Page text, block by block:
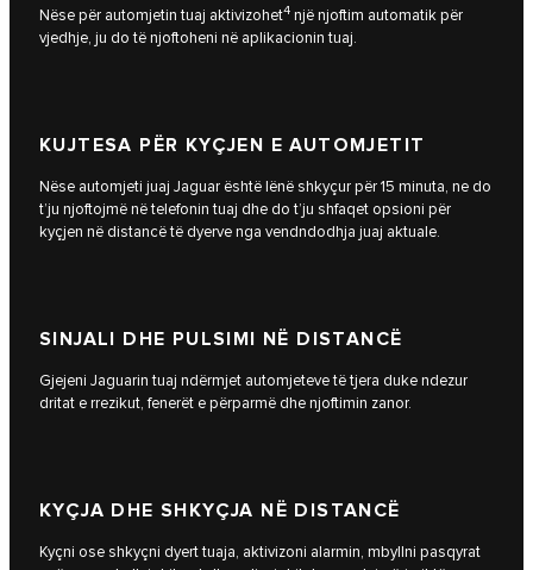
Nëse për automjetin tuaj aktivizohet4 një njoftim automatik për
vjedhje, ju do të njoftoheni në aplikacionin tuaj.
KUJTESA PËR KYÇJEN E AUTOMJETIT
Nëse automjeti juaj Jaguar është lënë shkyçur për 15 minuta, ne do
t’ju njoftojmë në telefonin tuaj dhe do t’ju shfaqet opsioni për
kyçjen në distancë të dyerve nga vendndodhja juaj aktuale.
SINJALI DHE PULSIMI NË DISTANCË
Gjejeni Jaguarin tuaj ndërmjet automjeteve të tjera duke ndezur
dritat e rrezikut, fenerët e përparmë dhe njoftimin zanor.
KYÇJA DHE SHKYÇJA NË DISTANCË
Kyçni ose shkyçni dyert tuaja, aktivizoni alarmin, mbyllni pasqyrat